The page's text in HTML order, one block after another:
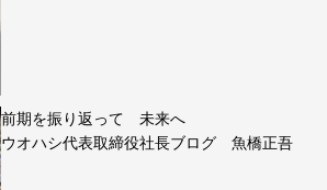
前期を振り返って 未来へ
ウオハシ代表取締役社長ブログ 魚橋正吾